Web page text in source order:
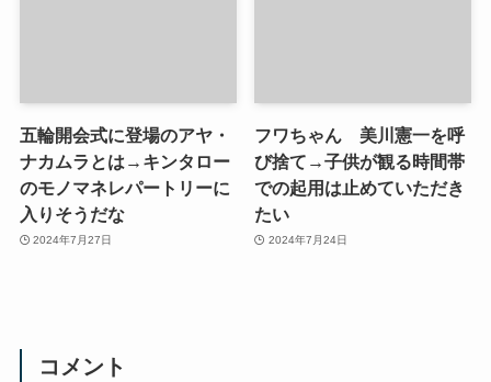
五輪開会式に登場のアヤ・
ナカムラとは→キンタロー
のモノマネレパートリーに
入りそうだな
2024年7月27日
フワちゃん 美川憲一を呼
び捨て→子供が観る時間帯
での起用は止めていただき
たい
2024年7月24日
コメント